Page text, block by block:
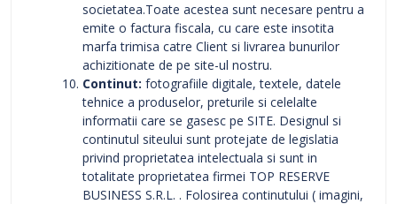
societatea.Toate acestea sunt necesare pentru a
emite o factura fiscala, cu care este insotita
marfa trimisa catre Client si livrarea bunurilor
achizitionate de pe site-ul nostru.
Continut: fotografiile digitale, textele, datele
tehnice a produselor, preturile si celelalte
informatii care se gasesc pe SITE. Designul si
continutul siteului sunt protejate de legislatia
privind proprietatea intelectuala si sunt in
totalitate proprietatea firmei TOP RESERVE
BUSINESS S.R.L. . Folosirea continutului ( imagini,